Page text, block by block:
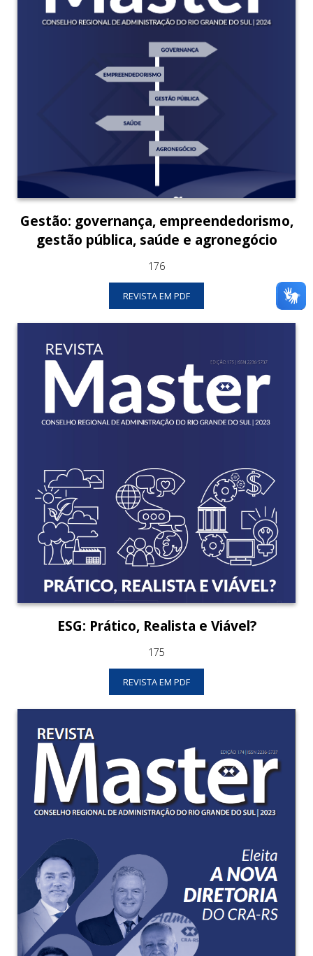
Gestão: governança, empreendedorismo,
gestão pública, saúde e agronegócio
176
REVISTA EM PDF
ESG: Prático, Realista e Viável?
175
REVISTA EM PDF